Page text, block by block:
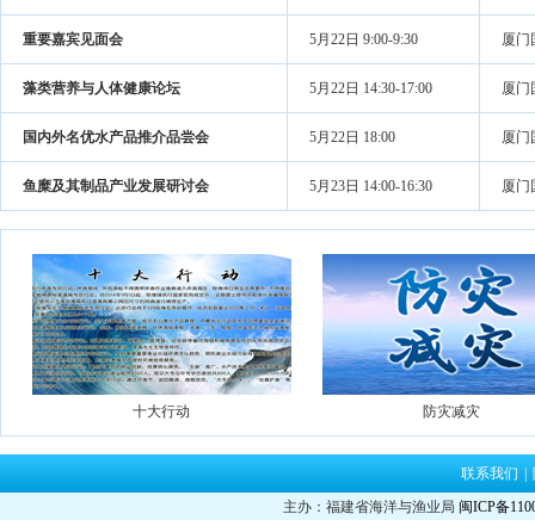
重要嘉宾见面会 5月22日 9:00-9:30 厦门
藻类营养与人体健康论坛 5月22日 14:30-17:00 厦门
国内外名优水产品推介品尝会 5月22日 18:00 厦门
鱼糜及其制品产业发展研讨会 5月23日 14:00-16:30 厦门
十大行动 防灾减灾
联系我们
主办：福建省海洋与渔业局 闽ICP备